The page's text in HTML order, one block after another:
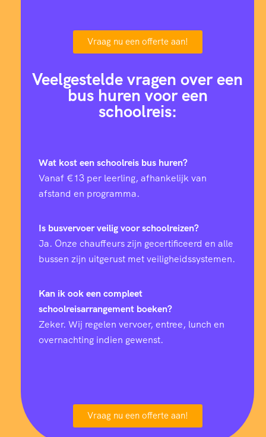
Vraag nu een offerte aan!
Veelgestelde vragen over een
bus huren voor een
schoolreis:
Wat kost een schoolreis bus huren?
Vanaf €13 per leerling, afhankelijk van
afstand en programma.
Is busvervoer veilig voor schoolreizen?
Ja. Onze chauffeurs zijn gecertificeerd en alle
bussen zijn uitgerust met veiligheidssystemen.
Kan ik ook een compleet
schoolreisarrangement boeken?
Zeker. Wij regelen vervoer, entree, lunch en
overnachting indien gewenst.
Vraag nu een offerte aan!